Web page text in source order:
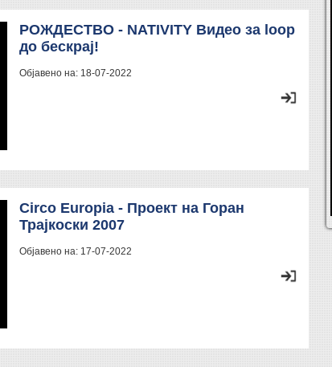
РОЖДЕСТВО - NATIVITY Видео за loop
до бескрај!
Објавено на: 18-07-2022
Circo Europia - Проект на Горан
Трајкоски 2007
Објавено на: 17-07-2022